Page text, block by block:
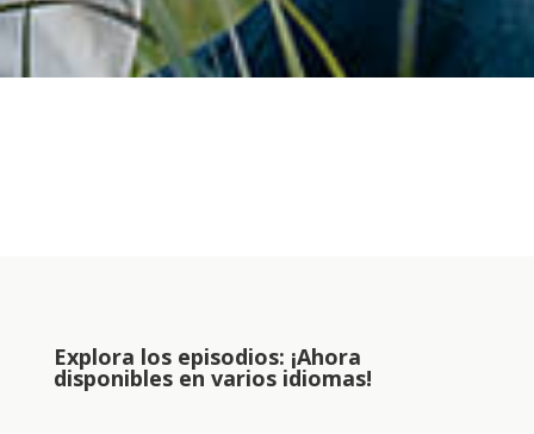
Explora los episodios: ¡Ahora
disponibles en varios idiomas!